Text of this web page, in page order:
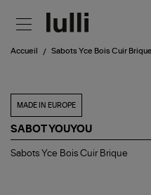
Accueil Sabots Yce Bois Cuir Brique
MADE IN EUROPE
SABOT YOUYOU
Sabots
Sabots Yce Bois Cuir Brique